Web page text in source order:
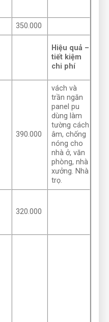
350.000
Hiệu quả –
tiết kiệm
chi phí
390.000
vách và
trần ngăn
panel pu
dùng làm
tường cách
âm, chống
nóng cho
nhà ở, văn
phòng, nhà
xưởng. Nhà
trọ.
320.000